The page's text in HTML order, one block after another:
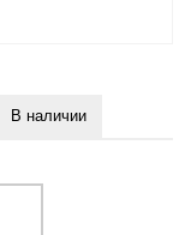
В наличии